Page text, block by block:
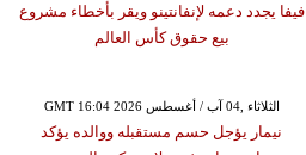
فيفا يجدد دعمه لإنفانتينو ويقر بأخطاء مشروع
بيع حقوق كأس العالم
GMT 16:04 2026 الثلاثاء ,04 آب / أغسطس
نيمار يؤجل حسم مستقبله ووالده يؤكد